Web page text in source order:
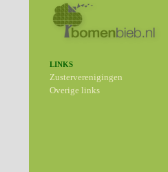
LINKS
Zusterverenigingen
Overige links